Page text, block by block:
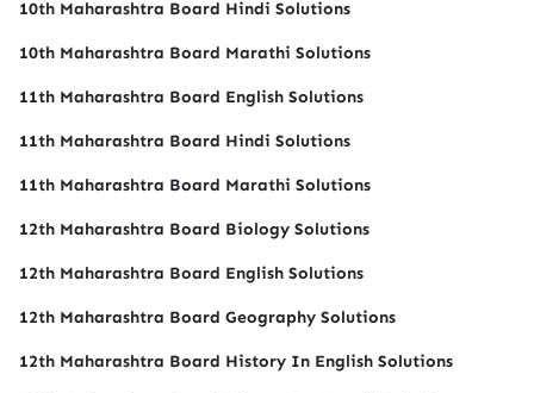
10th Maharashtra Board Hindi Solutions
10th Maharashtra Board Marathi Solutions
11th Maharashtra Board English Solutions
11th Maharashtra Board Hindi Solutions
11th Maharashtra Board Marathi Solutions
12th Maharashtra Board Biology Solutions
12th Maharashtra Board English Solutions
12th Maharashtra Board Geography Solutions
12th Maharashtra Board History In English Solutions